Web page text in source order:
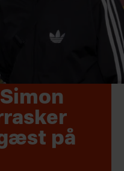
på